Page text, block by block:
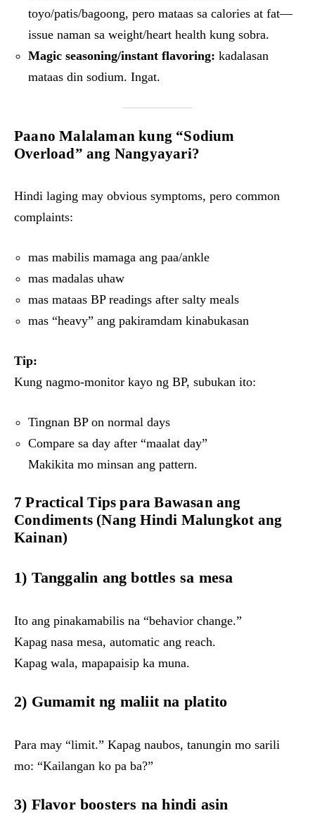
toyo/patis/bagoong, pero mataas sa calories at fat—
issue naman sa weight/heart health kung sobra.
Magic seasoning/instant flavoring: kadalasan
mataas din sodium. Ingat.
Paano Malalaman kung “Sodium
Overload” ang Nangyayari?
Hindi laging may obvious symptoms, pero common
complaints:
mas mabilis mamaga ang paa/ankle
mas madalas uhaw
mas mataas BP readings after salty meals
mas “heavy” ang pakiramdam kinabukasan
Tip:
Kung nagmo-monitor kayo ng BP, subukan ito:
Tingnan BP on normal days
Compare sa day after “maalat day”
Makikita mo minsan ang pattern.
7 Practical Tips para Bawasan ang
Condiments (Nang Hindi Malungkot ang
Kainan)
1) Tanggalin ang bottles sa mesa
Ito ang pinakamabilis na “behavior change.”
Kapag nasa mesa, automatic ang reach.
Kapag wala, mapapaisip ka muna.
2) Gumamit ng maliit na platito
Para may “limit.” Kapag naubos, tanungin mo sarili
mo: “Kailangan ko pa ba?”
3) Flavor boosters na hindi asin